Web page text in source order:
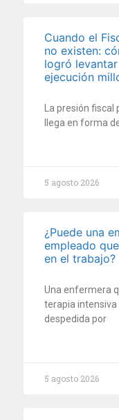
Cuando el
no existen:
logró
ejecución
La presión
llega en forma
5 agosto 2026
¿Puede una
empleado
en el
Una enfermera
terapia
despedida por
5 agosto 2026